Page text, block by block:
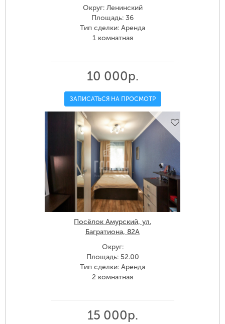
Округ: Ленинский
Площадь: 36
Тип сделки: Аренда
1 комнатная
10 000р.
ЗАПИСАТЬСЯ НА ПРОСМОТР
Посёлок Амурский, ул.
Багратиона, 82А
Округ:
Площадь: 52.00
Тип сделки: Аренда
2 комнатная
15 000р.